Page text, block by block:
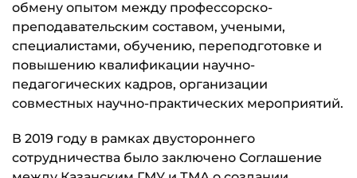
обмену опытом между профессорско-
преподавательским составом, учеными,
специалистами, обучению, переподготовке и
повышению квалификации научно-
педагогических кадров, организации
совместных научно-практических мероприятий.
В 2019 году в рамках двустороннего
сотрудничества было заключено Соглашение